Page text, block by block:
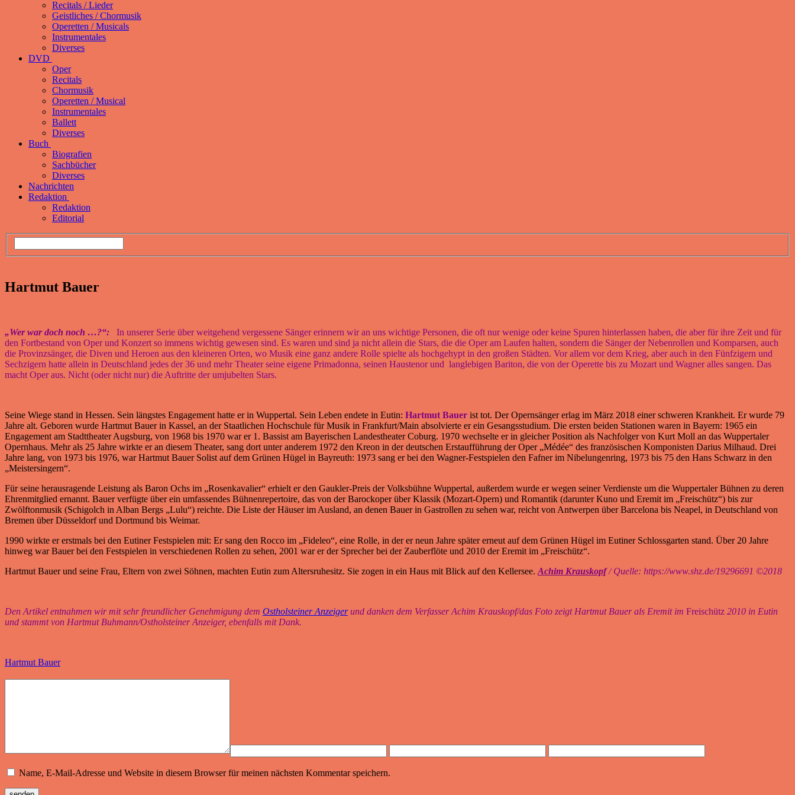
Recitals / Lieder
Geistliches / Chormusik
Operetten / Musicals
Instrumentales
Diverses
DVD
Oper
Recitals
Chormusik
Operetten / Musical
Instrumentales
Ballett
Diverses
Buch
Biografien
Sachbücher
Diverses
Nachrichten
Redaktion
Redaktion
Editorial
Hartmut Bauer
„Wer war doch noch …?“:
In unserer Serie über weitgehend vergessene Sänger erinnern wir an uns wichtige Personen, die oft nur wenige oder keine Spuren hinterlassen haben, die aber für ihre Zeit und für
den Fortbestand von Oper und Konzert so immens wichtig gewesen sind. Es waren und sind ja nicht allein die Stars, die die Oper am Laufen halten, sondern die Sänger der Nebenrollen und Komparsen, auch
die Provinzsänger, die Diven und Heroen aus den kleineren Orten, wo Musik eine ganz andere Rolle spielte als hochgehypt in den großen Städten. Vor allem vor dem Krieg, aber auch in den Fünfzigern und
Sechzigern hatte allein in Deutschland jedes der 36 und mehr Theater seine eigene Primadonna, seinen Haustenor und langlebigen Bariton, die von der Operette bis zu Mozart und Wagner alles sangen. Das
macht Oper aus. Nicht (oder nicht nur) die Auftritte der umjubelten Stars.
Seine Wiege stand in Hessen. Sein längstes Engagement hatte er in Wuppertal. Sein Leben endete in Eutin: Hartmut Bauer ist tot. Der Opernsänger erlag im März 2018 einer schweren Krankheit. Er wurde 79
Jahre alt. Geboren wurde Hartmut Bauer in Kassel, an der Staatlichen Hochschule für Musik in Frankfurt/Main absolvierte er ein Gesangsstudium. Die ersten beiden Stationen waren in Bayern: 1965 ein
Engagement am Stadttheater Augsburg, von 1968 bis 1970 war er 1. Bassist am Bayerischen Landestheater Coburg. 1970 wechselte er in gleicher Position als Nachfolger von Kurt Moll an das Wuppertaler
Opernhaus. Mehr als 25 Jahre wirkte er an diesem Theater, sang dort unter anderem 1972 den Kreon in der deutschen Erstaufführung der Oper „Médée“ des französischen Komponisten Darius Milhaud. Drei
Jahre lang, von 1973 bis 1976, war Hartmut Bauer Solist auf dem Grünen Hügel in Bayreuth: 1973 sang er bei den Wagner-Festspielen den Fafner im Nibelungenring, 1973 bis 75 den Hans Schwarz in den
„Meistersingern“.
Für seine herausragende Leistung als Baron Ochs im „Rosenkavalier“ erhielt er den Gaukler-Preis der Volksbühne Wuppertal, außerdem wurde er wegen seiner Verdienste um die Wuppertaler Bühnen zu deren
Ehrenmitglied ernannt. Bauer verfügte über ein umfassendes Bühnenrepertoire, das von der Barockoper über Klassik (Mozart-Opern) und Romantik (darunter Kuno und Eremit im „Freischütz“) bis zur
Zwölftonmusik (Schigolch in Alban Bergs „Lulu“) reichte. Die Liste der Häuser im Ausland, an denen Bauer in Gastrollen zu sehen war, reicht von Antwerpen über Barcelona bis Neapel, in Deutschland von
Bremen über Düsseldorf und Dortmund bis Weimar.
1990 wirkte er erstmals bei den Eutiner Festspielen mit: Er sang den Rocco im „Fideleo“, eine Rolle, in der er neun Jahre später erneut auf dem Grünen Hügel im Eutiner Schlossgarten stand. Über 20 Jahre
hinweg war Bauer bei den Festspielen in verschiedenen Rollen zu sehen, 2001 war er der Sprecher bei der Zauberflöte und 2010 der Eremit im „Freischütz“.
Hartmut Bauer und seine Frau, Eltern von zwei Söhnen, machten Eutin zum Altersruhesitz. Sie zogen in ein Haus mit Blick auf den Kellersee. Achim Krauskopf/ Quelle: https://www.shz.de/19296691 ©2018
Den Artikel entnahmen wir mit sehr freundlicher Genehmigung dem Ostholsteiner Anzeigerund danken dem Verfasser Achim Krauskopf/das Foto zeigt Hartmut Bauer als Eremit im Freischütz 2010 in Eutin
und stammt von Hartmut Buhmann/Ostholsteiner Anzeiger, ebenfalls mit Dank.
Hartmut Bauer
Name, E-Mail-Adresse und Website in diesem Browser für meinen nächsten Kommentar speichern.